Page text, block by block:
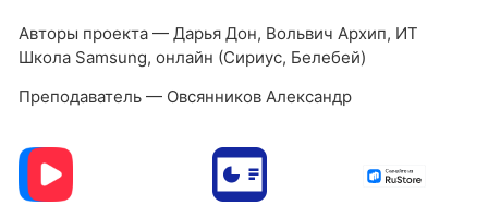
Авторы проекта — Дарья Дон, Вольвич Архип, ИТ
Школа Samsung, онлайн (Сириус, Белебей)
Преподаватель — Овсянников Александр